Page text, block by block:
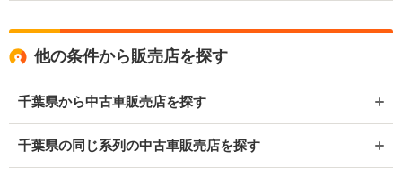
他の条件から販売店を探す
千葉県から中古車販売店を探す
千葉県の同じ系列の中古車販売店を探す